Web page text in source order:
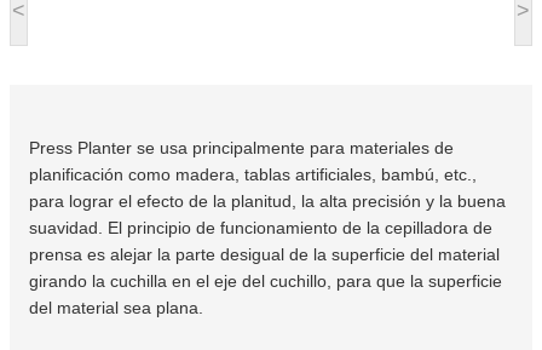
< >
Press Planter se usa principalmente para materiales de
planificación como madera, tablas artificiales, bambú, etc.,
para lograr el efecto de la planitud, la alta precisión y la buena
suavidad. El principio de funcionamiento de la cepilladora de
prensa es alejar la parte desigual de la superficie del material
girando la cuchilla en el eje del cuchillo, para que la superficie
del material sea plana.